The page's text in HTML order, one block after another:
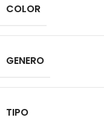
COLOR
GENERO
TIPO